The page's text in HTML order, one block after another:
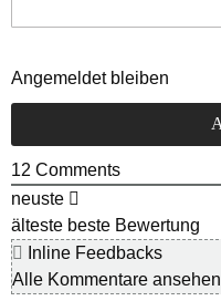
Angemeldet bleiben
12 Comments
neuste
älteste beste Bewertung
Inline Feedbacks
Alle Kommentare ansehen